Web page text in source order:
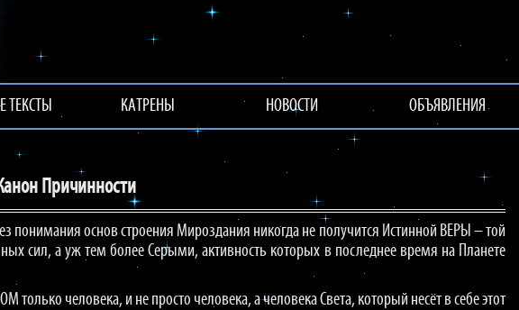
ТЕКСТЫ КАТРЕНЫ НОВОСТИ ОБЪЯВЛЕНИЯ
Причинности
понимания основ строения Мироздания никогда не получится Истинной ВЕРЫ – той
сил, а уж тем более Серыми, активность которых в последнее время на Планете
человека, и не просто человека, а человека Света, который несёт в себе этот